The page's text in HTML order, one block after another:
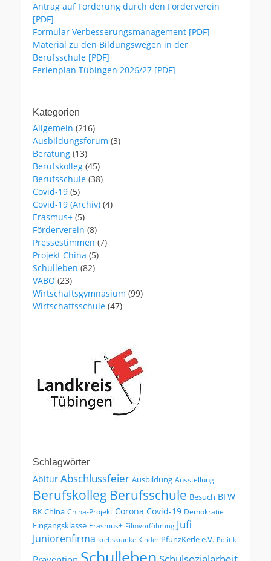
Antrag auf Förderung durch den Förderverein
[PDF]
Formular Verbesserungsmanagement [PDF]
Material zu den Bildungswegen in der
Berufsschule [PDF]
Ferienplan Tübingen 2026/27 [PDF]
Kategorien
Allgemein (216)
Ausbildungsforum (3)
Beratung (13)
Berufskolleg (45)
Berufsschule (38)
Covid-19 (5)
Covid-19 (Archiv) (4)
Erasmus+ (5)
Förderverein (8)
Pressestimmen (7)
Projekt China (5)
Schulleben (82)
VABO (23)
Wirtschaftsgymnasium (99)
Wirtschaftsschule (47)
Schlagwörter
Abitur Abschlussfeier Ausbildung Ausstellung
Berufskolleg Berufsschule Besuch BFW
BK China China-Projekt Corona Covid-19 Demokratie
Eingangsklasse Erasmus+ Filmvorführung Jufi
Juniorenfirma krebskranke Kinder PfunzKerle e.V. Politik